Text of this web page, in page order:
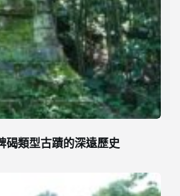
碣類型古蹟的深遠歷史